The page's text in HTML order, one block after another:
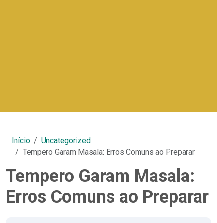
Início
Uncategorized
Tempero Garam Masala: Erros Comuns ao Preparar
Tempero Garam Masala:
Erros Comuns ao Preparar